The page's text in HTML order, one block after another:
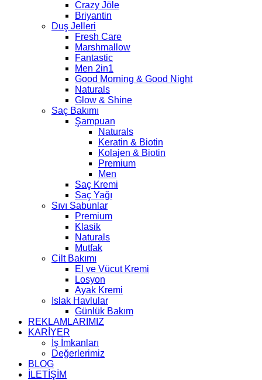
Crazy Jöle
Briyantin
Duş Jelleri
Fresh Care
Marshmallow
Fantastic
Men 2in1
Good Morning & Good Night
Naturals
Glow & Shine
Saç Bakımı
Şampuan
Naturals
Keratin & Biotin
Kolajen & Biotin
Premium
Men
Saç Kremi
Saç Yağı
Sıvı Sabunlar
Premium
Klasik
Naturals
Mutfak
Cilt Bakımı
El ve Vücut Kremi
Losyon
Ayak Kremi
Islak Havlular
Günlük Bakım
REKLAMLARIMIZ
KARİYER
İş İmkanları
Değerlerimiz
BLOG
İLETİŞİM